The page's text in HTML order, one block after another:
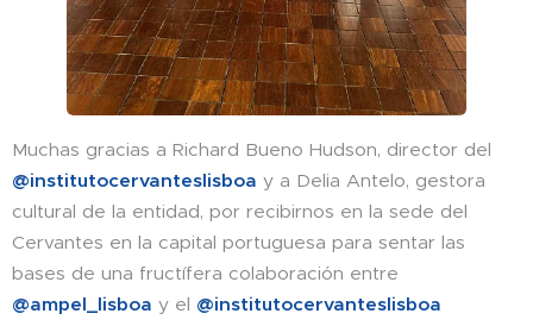
Muchas gracias a Richard Bueno Hudson, director del
@institutocervanteslisboa y a Delia Antelo, gestora
cultural de la entidad, por recibirnos en la sede del
Cervantes en la capital portuguesa para sentar las
bases de una fructífera colaboración entre
@ampel_lisboa y el @institutocervanteslisboa